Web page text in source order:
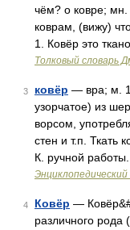
чём? о ковре; мн.
коврам, (вижу)
1. Ковёр это
Толковый словарь
3 ковёр — вра; м.
узорчатое) из
ворсом,
стен и т.п. Ткать
К. ручной
Энциклопедический
4 Ковёр —
различного рода